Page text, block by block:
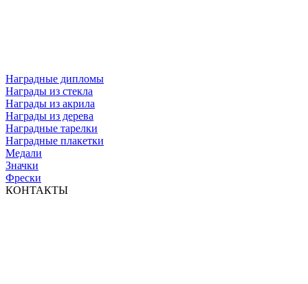
Наградные дипломы
Награды из стекла
Награды из акрила
Награды из дерева
Наградные тарелки
Наградные плакетки
Медали
Значки
Фрески
КОНТАКТЫ